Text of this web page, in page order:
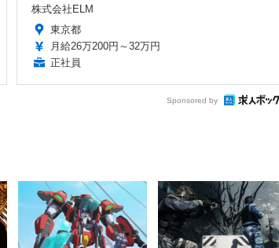
株式会社ELM
東京都
月給26万200円～32万円
正社員
Sponsored by